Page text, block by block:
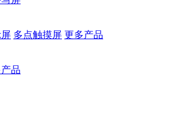
多点触摸屏 更多产品
品